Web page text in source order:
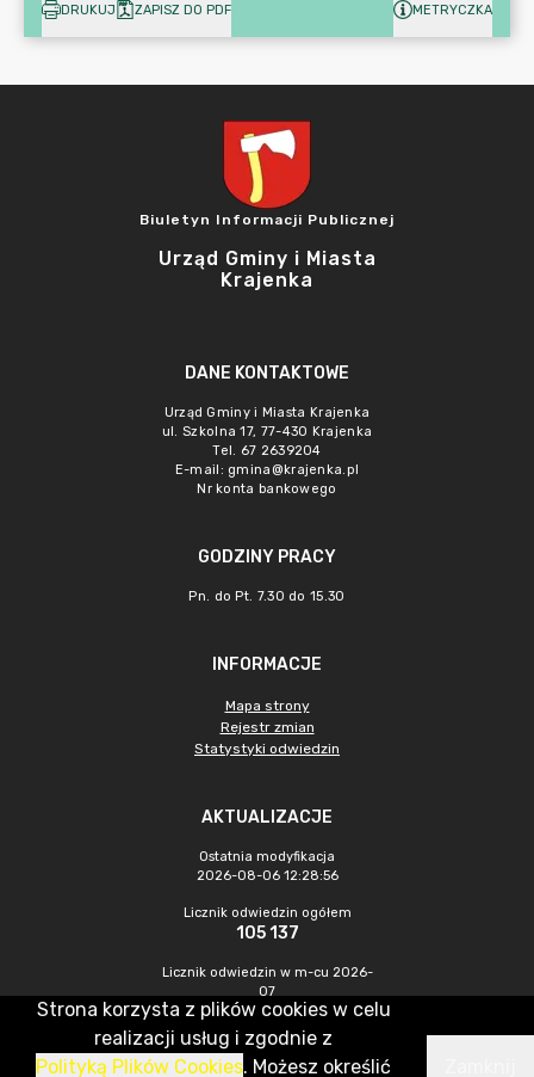
DRUKUJ ZAPISZ DO PDF METRYCZKA
Biuletyn Informacji Publicznej
Urząd Gminy i Miasta
Krajenka
DANE KONTAKTOWE
Urząd Gminy i Miasta Krajenka
ul. Szkolna 17, 77-430 Krajenka
Tel. 67 2639204
E-mail: gmina@krajenka.pl
Nr konta bankowego
GODZINY PRACY
Pn. do Pt. 7.30 do 15.30
INFORMACJE
Mapa strony
Rejestr zmian
Statystyki odwiedzin
AKTUALIZACJE
Ostatnia modyfikacja
2026-08-06 12:28:56
Licznik odwiedzin ogółem
105 137
Licznik odwiedzin w m-cu 2026-
07
513
CMS & Hosting: Nefeni Sp. z o.o.
Strona korzysta z plików cookies w celu
realizacji usług i zgodnie z
Polityką Plików Cookies. Możesz określić